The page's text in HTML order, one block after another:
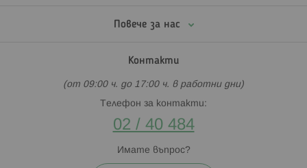
Повече за нас
Контакти
(от 09:00 ч. до 17:00 ч. в работни дни)
Телефон за контакти:
02 / 40 484
Имате въпрос?